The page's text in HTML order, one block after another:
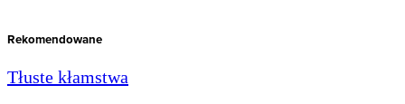
Rekomendowane
Tłuste kłamstwa